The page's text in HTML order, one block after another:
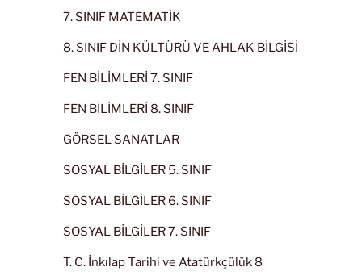
7. SINIF MATEMATİK
8. SINIF DİN KÜLTÜRÜ VE AHLAK BİLGİSİ
FEN BİLİMLERİ 7. SINIF
FEN BİLİMLERİ 8. SINIF
GÖRSEL SANATLAR
SOSYAL BİLGİLER 5. SINIF
SOSYAL BİLGİLER 6. SINIF
SOSYAL BİLGİLER 7. SINIF
T. C. İnkılap Tarihi ve Atatürkçülük 8